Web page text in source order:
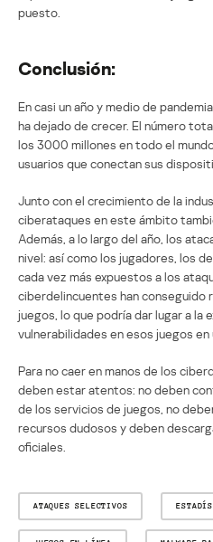
puesto.
Conclusión:
En casi un año y medio de
ha dejado de crecer. El número
los 3000 millones en todo el
usuarios que conectan sus
Junto con el crecimiento de la
ciberataques en este ámbito
Además, a lo largo del año, los
nivel: así como los jugadores, los
cada vez más expuestos a los
ciberdelincuentes han conseguido
juegos, lo que podría dar lugar a la
vulnerabilidades en esos juegos en
Para no caer en manos de los
deben estar atentos: no deben
de los servicios de juegos, no
recursos dudosos y deben
oficiales.
ATAQUES SELECTIVOS